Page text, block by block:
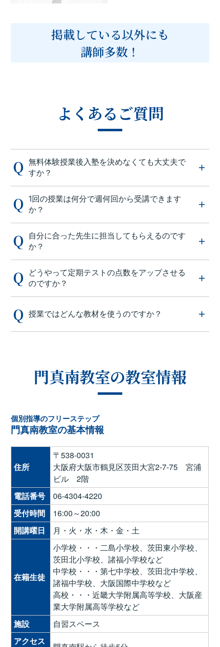
掲載している以外にも
講師多数！
よくあるご質問
無料体験授業後入塾を決めなくても大丈夫で
すか？
1回の授業は何分で週何回から受講できます
か？
自分に合った先生に担当してもらえるのです
か？
どうやって定期テストの点数をアップさせる
のですか？
授業ではどんな教材を使うのですか？
門真南教室の教室情報
個別指導のフリーステップ
門真南教室の基本情報
住所
〒538-0031
大阪府大阪市鶴見区茨田大宮2-7-75 宮浦
ビル 2階
電話番号
06-4304-4220
受付時間
16:00～20:00
開講曜日
月・火・水・木・金・土
在籍生徒
小学校・・・二島小学校、茨田東小学校、
茨田北小学校、諸福小学校など
中学校・・・第七中学校、茨田北中学校、
諸福中学校、大阪国際中学校など
高校・・・近畿大学附属高等学校、大阪産
業大学附属高等学校など
施設
自習スペース
アクセス